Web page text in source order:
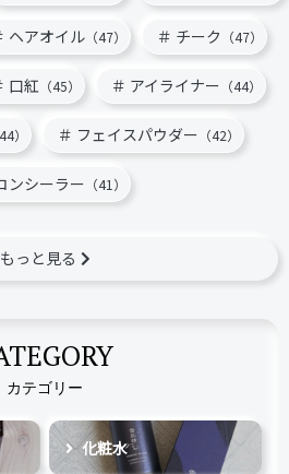
ヘアオイル（47） チーク （47）
口紅 （45） アイライナー （44）
） フェイスパウダー （42）
ンシーラー （41）
もっと見る
カテゴリー
化粧水